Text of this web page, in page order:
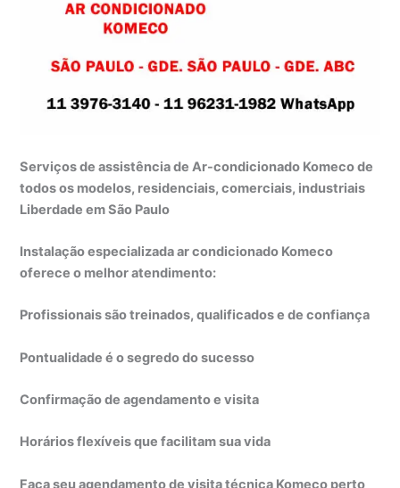
Serviços de assistência de Ar-condicionado Komeco de
todos os modelos, residenciais, comerciais, industriais
Liberdade em São Paulo
Instalação especializada ar condicionado Komeco
oferece o melhor atendimento:
Profissionais são treinados, qualificados e de confiança
Pontualidade é o segredo do sucesso
Confirmação de agendamento e visita
Horários flexíveis que facilitam sua vida
Faça seu agendamento de visita técnica Komeco perto